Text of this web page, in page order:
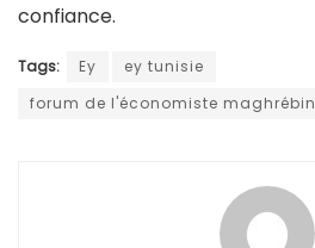
confiance.
Tags: Ey
ey tunisie
forum de l'économiste maghrébin